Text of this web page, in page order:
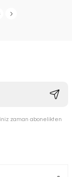
zaman abonelikten